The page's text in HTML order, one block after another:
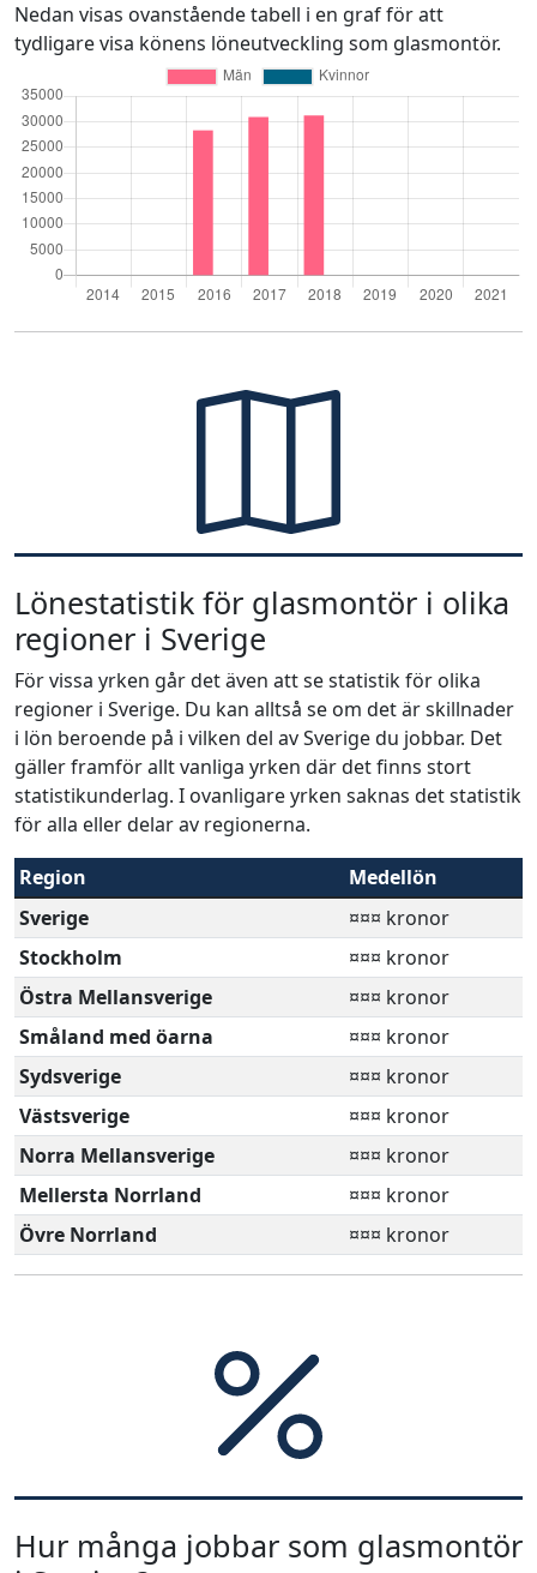
Nedan visas ovanstående tabell i en graf för att
tydligare visa könens löneutveckling som glasmontör.
Lönestatistik för glasmontör i olika
regioner i Sverige
För vissa yrken går det även att se statistik för olika
regioner i Sverige. Du kan alltså se om det är skillnader
i lön beroende på i vilken del av Sverige du jobbar. Det
gäller framför allt vanliga yrken där det finns stort
statistikunderlag. I ovanligare yrken saknas det statistik
för alla eller delar av regionerna.
Region
Medellön
Sverige
¤¤¤ kronor
Stockholm
¤¤¤ kronor
Östra Mellansverige
¤¤¤ kronor
Småland med öarna
¤¤¤ kronor
Sydsverige
¤¤¤ kronor
Västsverige
¤¤¤ kronor
Norra Mellansverige
¤¤¤ kronor
Mellersta Norrland
¤¤¤ kronor
Övre Norrland
¤¤¤ kronor
Hur många jobbar som glasmontör